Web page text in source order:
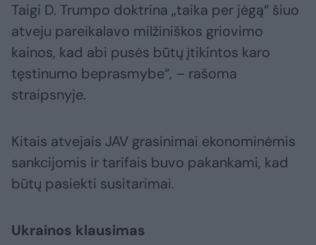
Taigi D. Trumpo doktrina „taika per jėgą“ šiuo
atveju pareikalavo milžiniškos griovimo
kainos, kad abi pusės būtų įtikintos karo
tęstinumo beprasmybe“, – rašoma
straipsnyje.
Kitais atvejais JAV grasinimai ekonominėmis
sankcijomis ir tarifais buvo pakankami, kad
būtų pasiekti susitarimai.
Ukrainos klausimas